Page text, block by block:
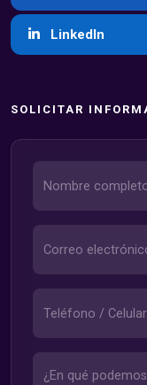
LinkedIn
SOLICITAR